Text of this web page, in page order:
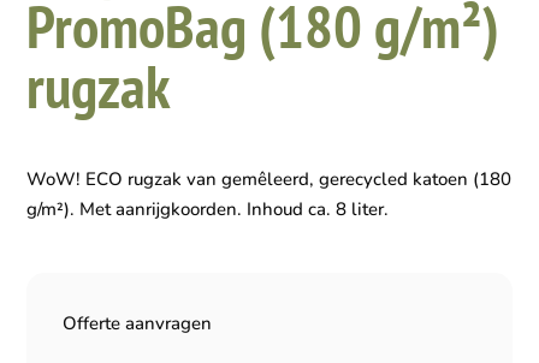
PromoBag (180 g/m²)
rugzak
WoW! ECO rugzak van gemêleerd, gerecycled katoen (180
g/m²). Met aanrijgkoorden. Inhoud ca. 8 liter.
Offerte aanvragen